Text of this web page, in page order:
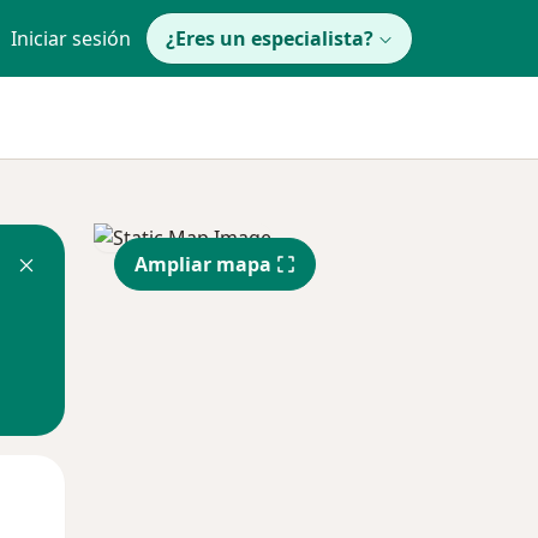
Iniciar sesión ¿Eres un especialista?
Ampliar mapa